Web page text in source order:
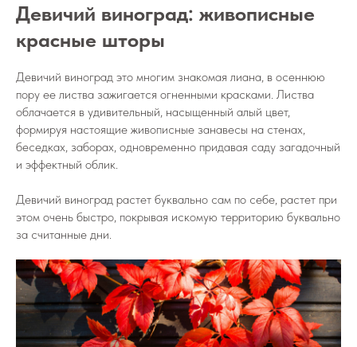
Девичий виноград: живописные
красные шторы
Девичий виноград это многим знакомая лиана, в осеннюю
пору ее листва зажигается огненными красками. Листва
облачается в удивительный, насыщенный алый цвет,
формируя настоящие живописные занавесы на стенах,
беседках, заборах, одновременно придавая саду загадочный
и эффектный облик.
Девичий виноград растет буквально сам по себе, растет при
этом очень быстро, покрывая искомую территорию буквально
за считанные дни.